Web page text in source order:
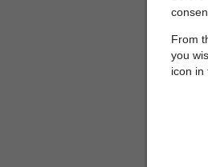
From
you
icon in